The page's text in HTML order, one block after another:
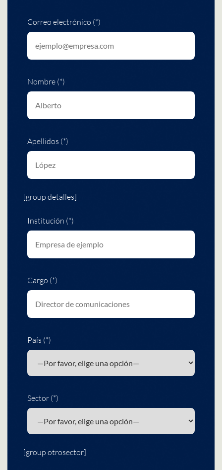
Correo electrónico (*)
Nombre (*)
Apellidos (*)
[group detalles]
Institución (*)
Cargo (*)
País (*)
Sector (*)
[group otrosector]